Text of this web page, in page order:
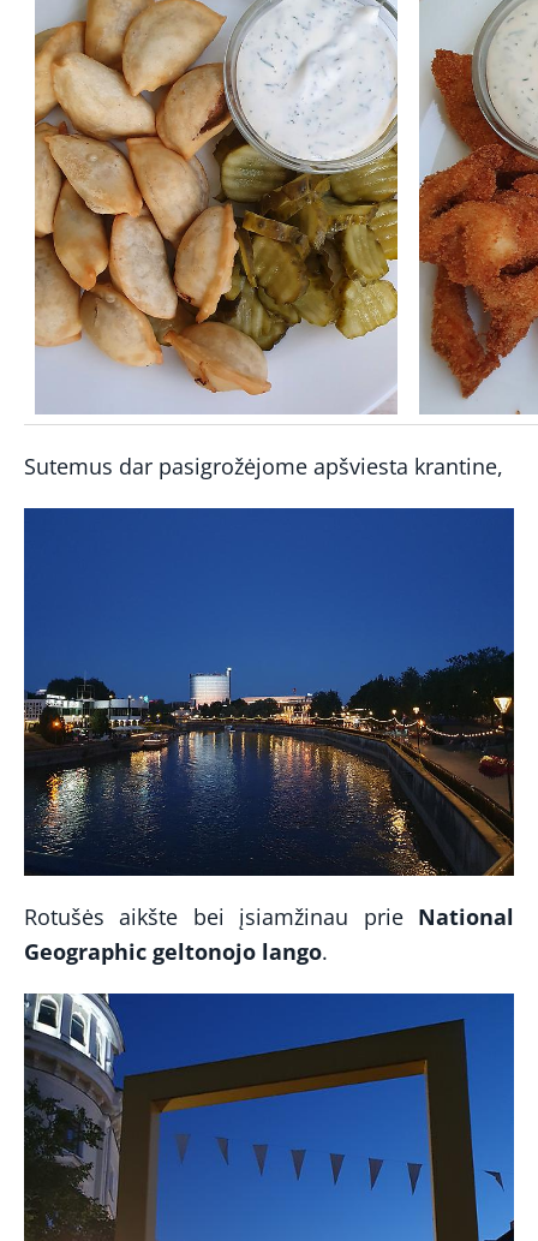
Sutemus dar pasigrožėjome apšviesta krantine,
Rotušės aikšte bei įsiamžinau prie National
Geographic geltonojo lango.